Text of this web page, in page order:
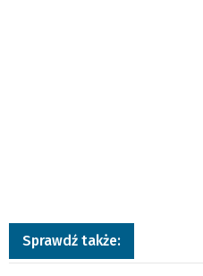
Sprawdź także: